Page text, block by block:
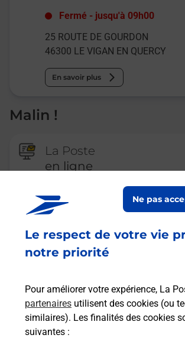
Le respect de votre vie
notre priorité
Pour améliorer votre expérience, La
partenaires utilisent des cookies (ou
similaires). Les finalités des cookies
suivantes :
Ne pas
Fermé - jusqu'à 09h00
25 ROUTE DE GOURDON
46300 LE VIGAN EN QUERCY
En savoir plus
Malin !
La Poste
en ligne
Questions fréquemment